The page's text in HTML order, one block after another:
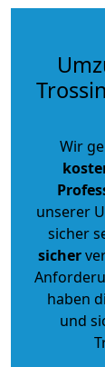
Wir
unserer
sicher
sicher
haben
und